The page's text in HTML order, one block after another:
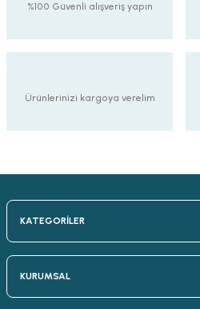
%100 Güvenli alışveriş yapın
Ürünlerinizi kargoya verelim
KATEGORİLER
KURUMSAL